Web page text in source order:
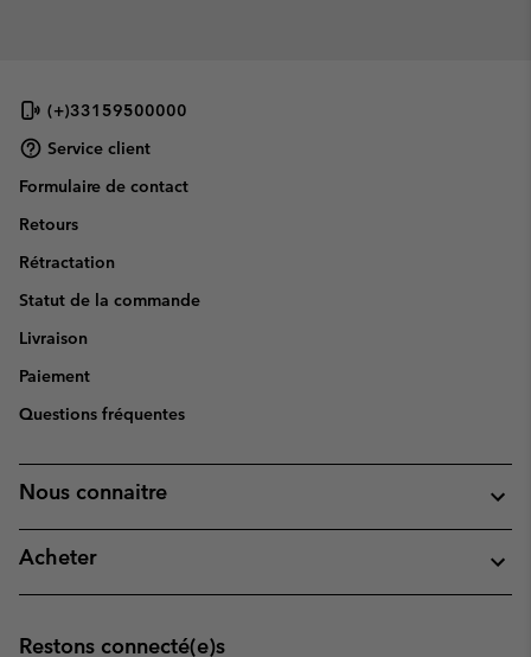
(+)33159500000
Service client
Formulaire de contact
Retours
Rétractation
Statut de la commande
Livraison
Paiement
Questions fréquentes
Nous connaitre
Acheter
Restons connecté(e)s